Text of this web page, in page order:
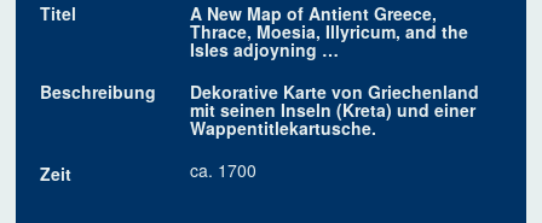
Titel
A New Map of Antient Greece,
Thrace, Moesia, Illyricum, and the
Isles adjoyning …
Beschreibung
Dekorative Karte von Griechenland
mit seinen Inseln (Kreta) und einer
Wappentitlekartusche.
Zeit
ca. 1700